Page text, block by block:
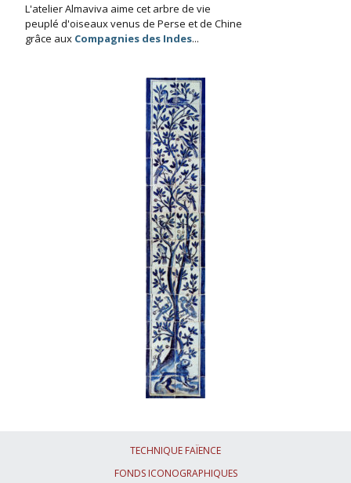
L'atelier Almaviva aime cet arbre de vie
peuplé d'oiseaux venus de Perse et de Chine
grâce aux Compagnies des Indes...
TECHNIQUE FAÏENCE
FONDS ICONOGRAPHIQUES